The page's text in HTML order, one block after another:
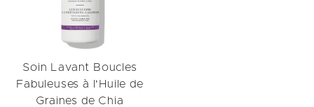
Soin Lavant Boucles
Fabuleuses à l'Huile de
Graines de Chia